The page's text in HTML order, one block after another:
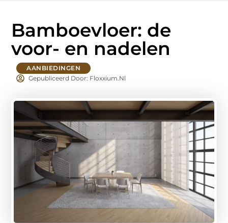
Bamboevloer: de
voor- en nadelen
AANBIEDINGEN
Gepubliceerd Door: Floxxium.nl